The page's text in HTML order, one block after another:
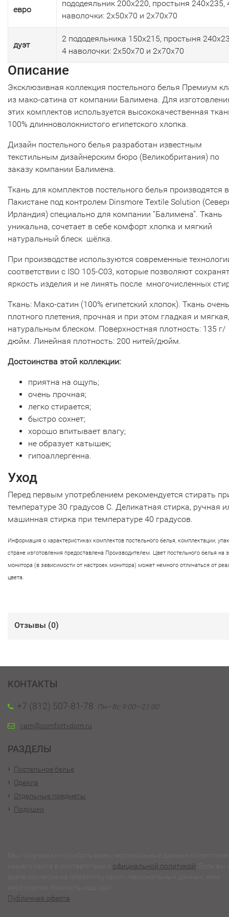
евро
пододеяльник 200х220, простыня 240х235,
наволочки: 2х50х70 и 2х70х70
дуэт
2 пододеяльника 150х215, простыня
4 наволочки: 2х50х70 и 2х70х70
Описание
Эксклюзивная коллекция постельного белья Премиум
из мако-сатина от компании Балимена. Для
этих комплектов используется высококачественная
100% длинноволокнистого египетского хлопка.
Дизайн постельного белья разработан известным
текстильным дизайнерским бюро (Великобритания) по
заказу компании Балимена.
Ткань для комплектов постельного белья производятся в
Пакистане под контролем Dinsmore Textile Solution
Ирландия) специально для компании “Балимена”. Ткань
уникальна, сочетает в себе комфорт хлопка и мягкий
натуральный блеск шёлка.
При производстве используются современные
соответствии с ISO 105-C03, которые позволяют
яркость изделия и не линять после многочисленных
Ткань: Мако-cатин (100% египетский хлопок). Ткань очень
плотного плетения, прочная и при этом гладкая и
натуральным блеском. Поверхностная плотность: 135 г/
дюйм. Линейная плотность: 200 нитей/дюйм.
Достоинства этой коллекции:
приятна на ощупь;
очень прочная;
легко стирается;
быстро сохнет;
хорошо впитывает влагу;
не образует катышек;
гипоаллергенна.
Уход
Перед первым употреблением рекомендуется стирать
температуре 30 градусов С. Деликатная стирка, ручная
машинная стирка при температуре 40 градусов.
Информация о характеристиках комплектов постельного белья, комплектации,
стране изготовления предоставлена Производителем. Цвет постельного белья на
монитора (в зависимости от настроек монитора) может немного отличаться от
цвета.
Отзывы (0)
КОНТАКТЫ
+7 (812) 507-81-78 Пн—Вс 9:00—21:00
vam@comfortvdom.ru
РАЗДЕЛЫ
Постельное белье
Одеяла
Отдельные предметы
Подушки
официальной политикой
Публичная оферта